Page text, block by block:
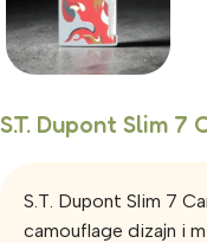
S.T. Dupont Slim 7
S.T. Dupont Slim 7
camouflage dizajn i